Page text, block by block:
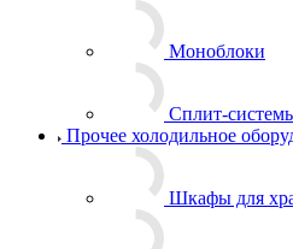
Моноблоки
Сплит-
Прочее холодильное
Шкафы для